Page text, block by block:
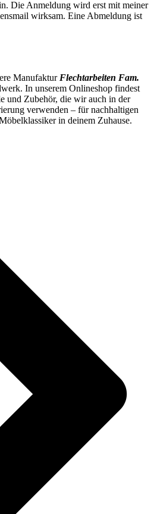
Die Anmeldung wird erst mit meiner
wirksam. Eine Abmeldung ist
Manufaktur Flechtarbeiten Fam.
In unserem Onlineshop findest
und Zubehör, die wir auch in der
verwenden – für nachhaltigen
in deinem Zuhause.